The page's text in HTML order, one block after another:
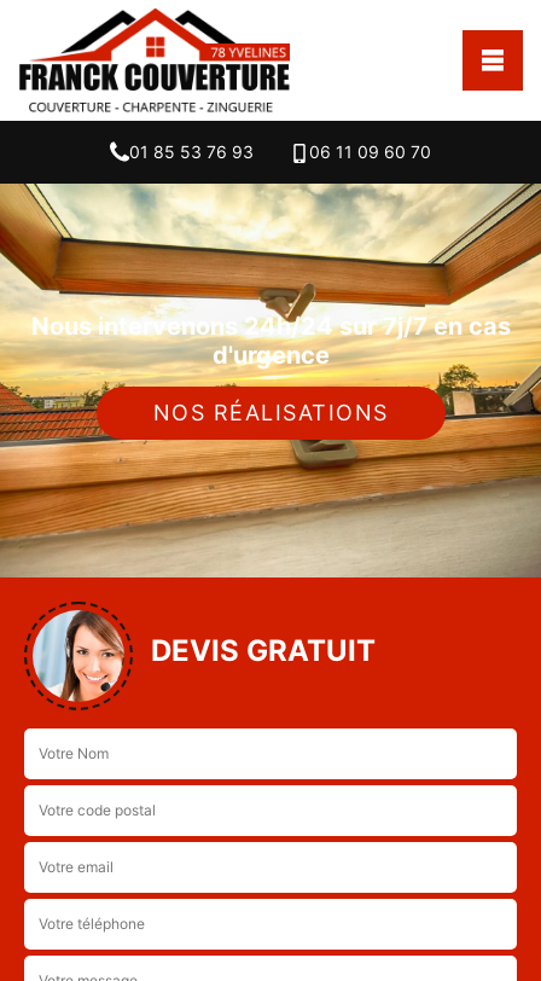
01 85 53 76 93 06 11 09 60 70
Nous intervenons 24h/24 sur 7j/7 en cas
d'urgence
NOS RÉALISATIONS
DEVIS GRATUIT